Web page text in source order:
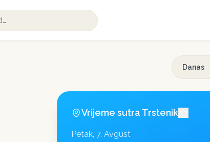
Danas
Vrijeme sutra Trstenik
Petak, 7. Avgust